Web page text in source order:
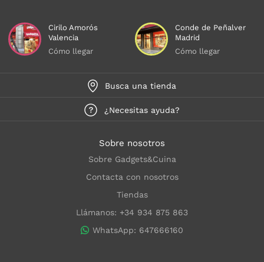
Cirilo Amorós
Valencia
Cómo llegar
Conde de Peñalver
Madrid
Cómo llegar
Busca una tienda
¿Necesitas ayuda?
Sobre nosotros
Sobre Gadgets&Cuina
Contacta con nosotros
Tiendas
Llámanos: +34 934 875 863
WhatsApp: 647666160